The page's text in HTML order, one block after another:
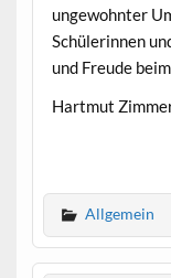
ungewohnter
Schülerinnen
und Freude
Hartmut
Allgemein